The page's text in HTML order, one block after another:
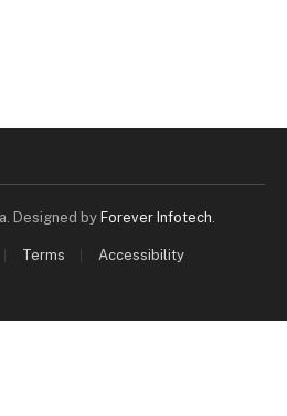
Designed by Forever Infotech.
Terms Accessibility